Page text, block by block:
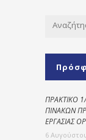
ΠΡΑΚΤΙΚΟ
ΠΙΝΑΚΩΝ
ΕΡΓΑΣΙΑΣ
6